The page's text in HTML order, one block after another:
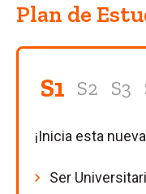
Plan de
S1 S2 S3
¡Inicia esta
Ser